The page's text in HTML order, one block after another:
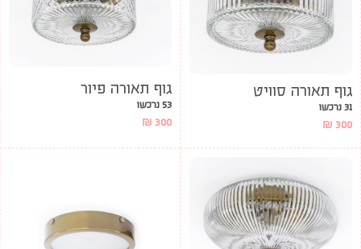
גוף תאורה סוויט
31 נרכשו
₪ 300
גוף תאורה פיור
53 נרכשו
₪ 300